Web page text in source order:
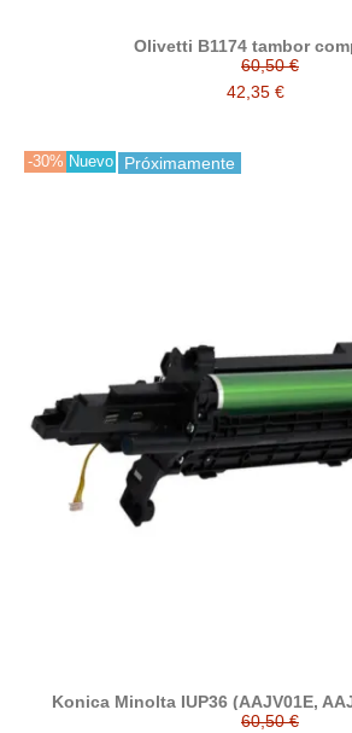
Olivetti B1174 tambor
60,50 €
42,35 €
-30% Nuevo Próximamente
Konica Minolta IUP36 (AAJV01E,
AAJV06E) tambor
60,50 €